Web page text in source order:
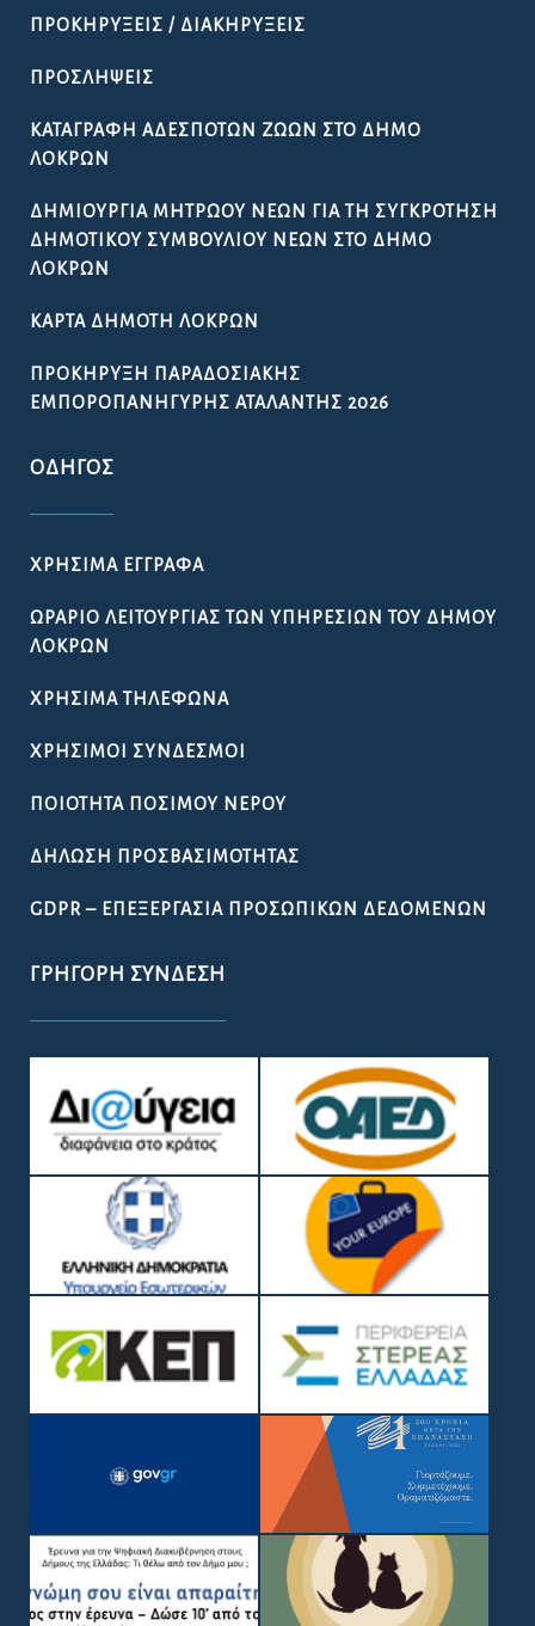
ΠΡΟΚΗΡΎΞΕΙΣ / ΔΙΑΚΗΡΎΞΕΙΣ
ΠΡΟΣΛΉΨΕΙΣ
ΚΑΤΑΓΡΑΦΉ ΑΔΈΣΠΟΤΩΝ ΖΏΩΝ ΣΤΟ ΔΉΜΟ
ΛΟΚΡΏΝ
ΔΗΜΙΟΥΡΓΊΑ ΜΗΤΡΏΟΥ ΝΈΩΝ ΓΙΑ ΤΗ ΣΥΓΚΡΌΤΗΣΗ
ΔΗΜΟΤΙΚΟΎ ΣΥΜΒΟΥΛΊΟΥ ΝΈΩΝ ΣΤΟ ΔΉΜΟ
ΛΟΚΡΏΝ
ΚΆΡΤΑ ΔΗΜΌΤΗ ΛΟΚΡΏΝ
ΠΡΟΚΉΡΥΞΗ ΠΑΡΑΔΟΣΙΑΚΉΣ
ΕΜΠΟΡΟΠΑΝΉΓΥΡΗΣ ΑΤΑΛΆΝΤΗΣ 2026
ΟΔΗΓΌΣ
ΧΡΉΣΙΜΑ ΈΓΓΡΑΦΑ
ΩΡΆΡΙΟ ΛΕΙΤΟΥΡΓΊΑΣ ΤΩΝ ΥΠΗΡΕΣΙΏΝ ΤΟΥ ΔΉΜΟΥ
ΛΟΚΡΏΝ
ΧΡΉΣΙΜΑ ΤΗΛΈΦΩΝΑ
ΧΡΉΣΙΜΟΙ ΣΎΝΔΕΣΜΟΙ
ΠΟΙΌΤΗΤΑ ΠΌΣΙΜΟΥ ΝΕΡΟΎ
ΔΉΛΩΣΗ ΠΡΟΣΒΑΣΙΜΌΤΗΤΑΣ
GDPR – ΕΠΕΞΕΡΓΑΣΙΑ ΠΡΟΣΩΠΙΚΩΝ ΔΕΔΟΜΕΝΩΝ
ΓΡΉΓΟΡΗ ΣΎΝΔΕΣΗ